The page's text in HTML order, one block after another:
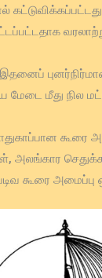
மீது நில
கூரை
அலங்கார
அமைப்பு